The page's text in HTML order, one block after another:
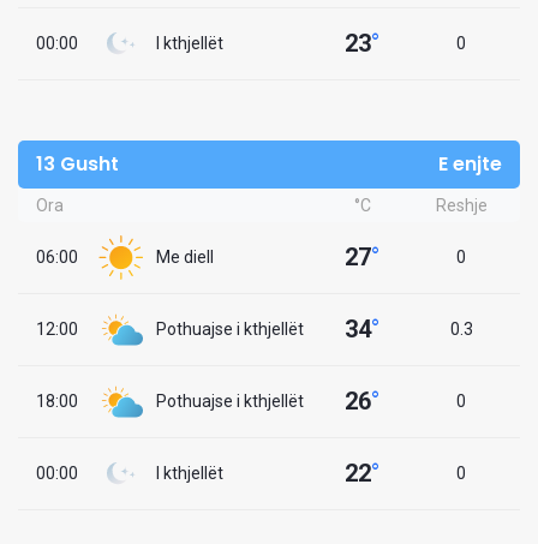
00:00 I kthjellët 23° 0
13 Gusht E enjte
Ora °C Reshje
06:00 Me diell 27° 0
12:00 Pothuajse i kthjellët 34° 0.3
18:00 Pothuajse i kthjellët 26° 0
00:00 I kthjellët 22° 0